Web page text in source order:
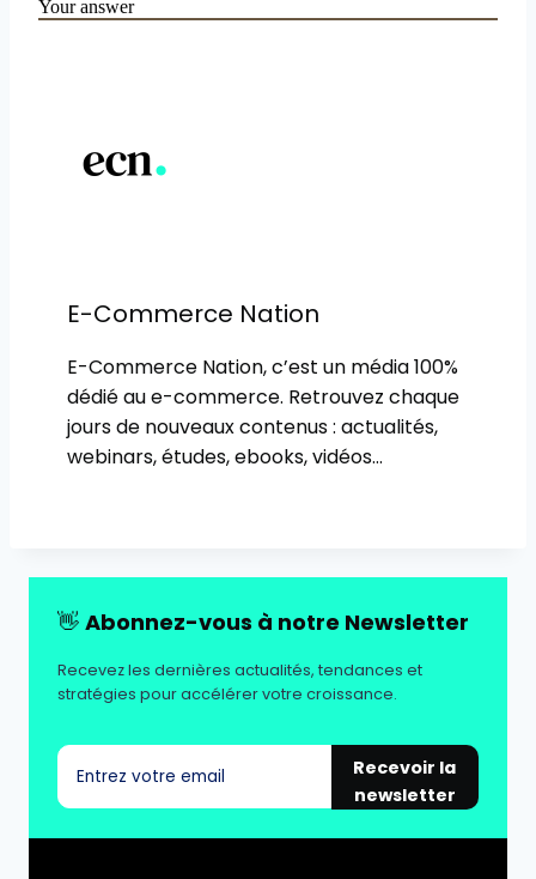
E-Commerce Nation
E-Commerce Nation, c’est un média 100%
dédié au e-commerce. Retrouvez chaque
jours de nouveaux contenus : actualités,
webinars, études, ebooks, vidéos…
👋 Abonnez-vous à notre Newsletter
Recevez les dernières actualités, tendances et
stratégies pour accélérer votre croissance.
Recevoir la
newsletter